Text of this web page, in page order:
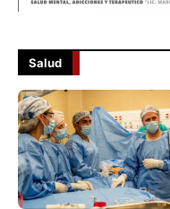
Salud